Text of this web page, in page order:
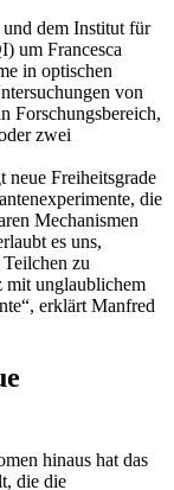
dem Institut für
um Francesca
in optischen
von
Forschungsbereich,
zwei
neue Freiheitsgrade
die
Mechanismen
es uns,
zu
mit unglaublichem
erklärt Manfred
hinaus hat das
die die